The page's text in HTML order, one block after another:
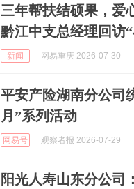
三年帮扶结硕果，爱心接力护
黔江中支总经理回访
新闻 网易重庆 2026-07-30
平安产险湖南分公司
月”系列活动
网易号 观察者报 2026-07-29
阳光人寿山东分公司